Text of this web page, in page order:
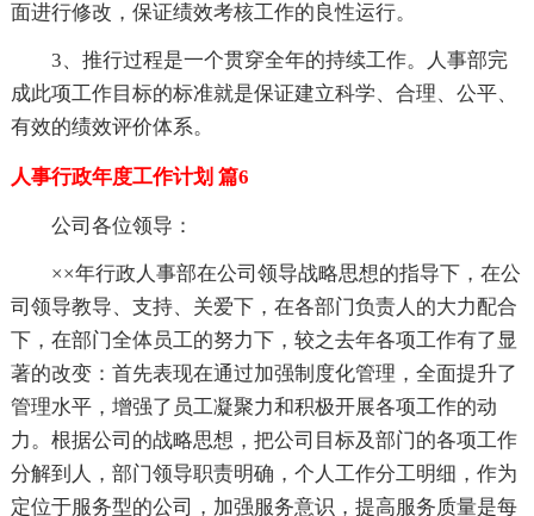
面进行修改，保证绩效考核工作的良性运行。
3、推行过程是一个贯穿全年的持续工作。人事部完
成此项工作目标的标准就是保证建立科学、合理、公平、
有效的绩效评价体系。
人事行政年度工作计划 篇6
公司各位领导：
××年行政人事部在公司领导战略思想的指导下，在公
司领导教导、支持、关爱下，在各部门负责人的大力配合
下，在部门全体员工的努力下，较之去年各项工作有了显
著的改变：首先表现在通过加强制度化管理，全面提升了
管理水平，增强了员工凝聚力和积极开展各项工作的动
力。根据公司的战略思想，把公司目标及部门的各项工作
分解到人，部门领导职责明确，个人工作分工明细，作为
定位于服务型的公司，加强服务意识，提高服务质量是每